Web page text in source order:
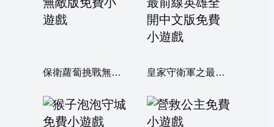
保衛蘿蔔挑戰無敵版 皇家守衛軍之最前線英雄全開中文版